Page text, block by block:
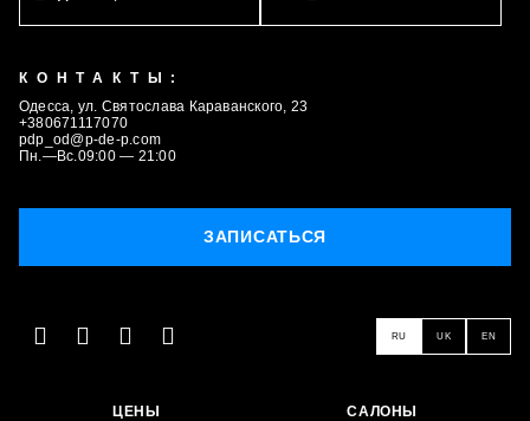
КОНТАКТЫ:
Одесса, ул. Святослава Караванского, 23
+380671117070
pdp_od@p-de-p.com
Пн.—Вс.09:00 — 21:00
ЗАПИСАТЬСЯ
RU UK EN
ЦЕНЫ САЛОНЫ